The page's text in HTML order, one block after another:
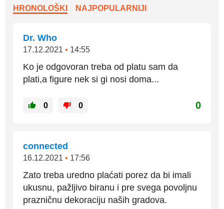
HRONOLOŠKI NAJPOPULARNIJI
Dr. Who
17.12.2021 • 14:55
Ko je odgovoran treba od platu sam da
plati,a figure nek si gi nosi doma...
0 0 0
connected
16.12.2021 • 17:56
Zato treba uredno plaćati porez da bi imali
ukusnu, pažljivo biranu i pre svega povoljnu
prazničnu dekoraciju naših gradova.